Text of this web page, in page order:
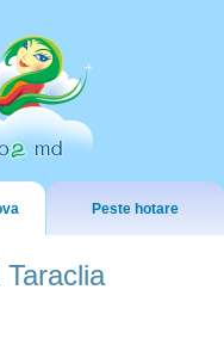
Peste hotare